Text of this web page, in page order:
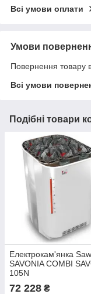
Всі умови оплати
Умови
Повернення товару
Всі умови
Подібні товари
Електрокам'янка
SAVONIA COMBI
105N
72 228 ₴